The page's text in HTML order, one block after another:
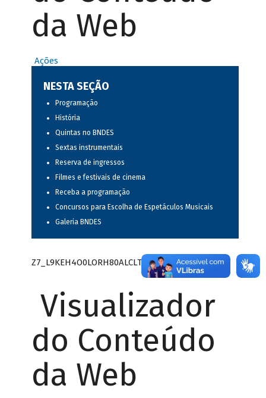
da Web
Ações
NESTA SEÇÃO
Programação
História
Quintas no BNDES
Sextas instrumentais
Reserva de ingressos
Filmes e festivais de cinema
Receba a programação
Concursos para Escolha de Espetáculos Musicais
Galeria BNDES
Z7_L9KEH4O0LORH80ALCLTPF80S97
Visualizador
do Conteúdo
da Web